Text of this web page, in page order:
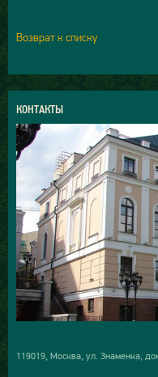
Возврат к списку
КОНТАКТЫ
119019, Москва, ул. Знаменка,